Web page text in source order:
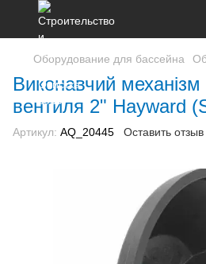
Оборудование для бассейна
Виконавчий механізм
вентиля 2" Hayward
Артикул: AQ_20445 Оставить отзыв